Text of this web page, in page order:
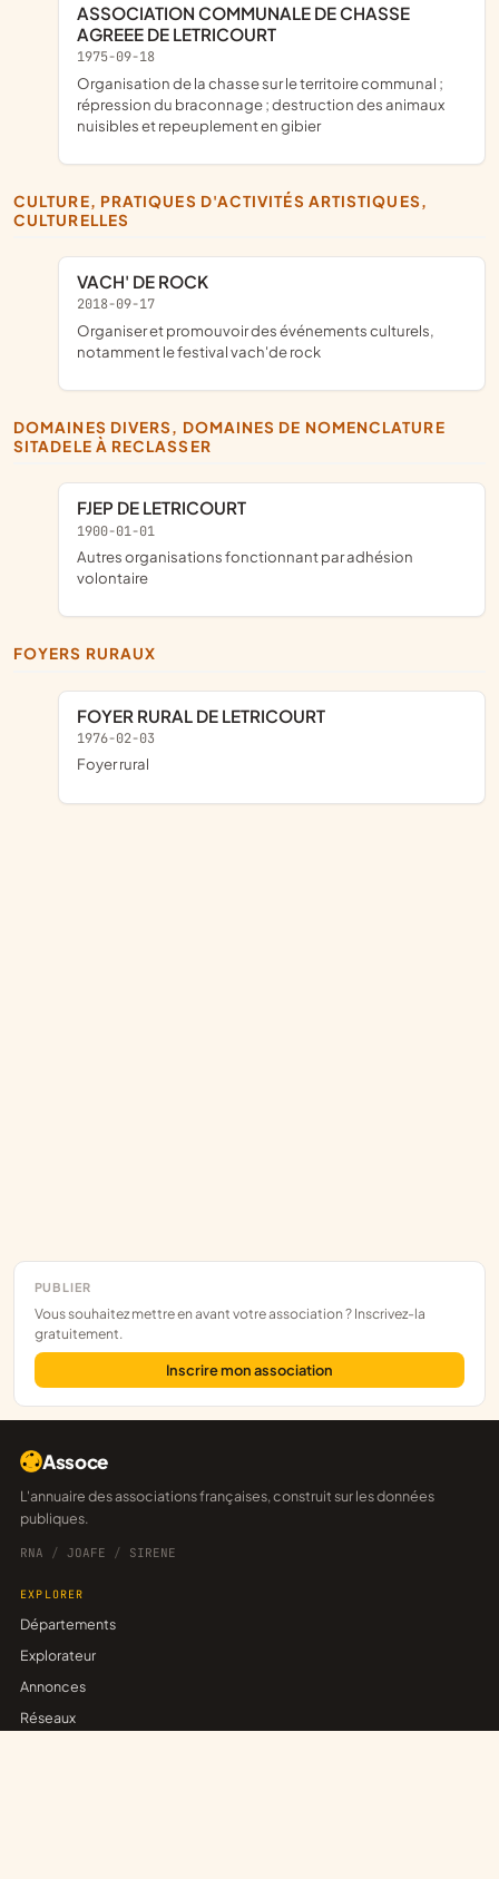
PUBLIER
Vous souhaitez mettre en avant votre association ? Inscrivez-la
gratuitement.
Inscrire mon association
ASSOCIATION COMMUNALE DE CHASSE
AGREEE DE LETRICOURT
1975-09-18
organisation de la chasse sur le territoire communal ;
répression du braconnage ; destruction des animaux
nuisibles et repeuplement en gibier
CULTURE, PRATIQUES D'ACTIVITÉS ARTISTIQUES,
CULTURELLES
VACH' DE ROCK
2018-09-17
organiser et promouvoir des événements culturels,
notamment le festival vach'de rock
DOMAINES DIVERS, DOMAINES DE NOMENCLATURE
SITADELE À RECLASSER
FJEP DE LETRICOURT
1900-01-01
Autres organisations fonctionnant par adhésion
volontaire
FOYERS RURAUX
FOYER RURAL DE LETRICOURT
1976-02-03
foyer rural
Assoce
L'annuaire des associations françaises, construit sur les données
publiques.
RNA / JOAFE / SIRENE
EXPLORER
Départements
Explorateur
Annonces
Réseaux